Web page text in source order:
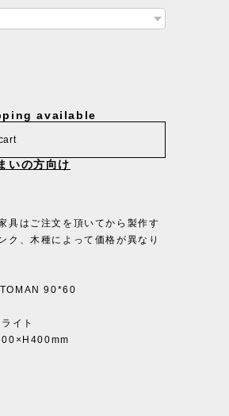
available
いの方向け
具はご注文を頂いてから製作す
ク、木種によって価格が異なり
90*60
イト